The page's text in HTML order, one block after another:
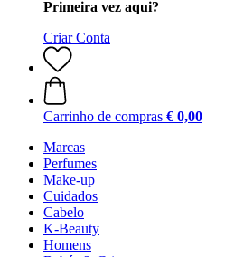
Primeira vez aqui?
Criar Conta
Carrinho de compras € 0,00
Marcas
Perfumes
Make-up
Cuidados
Cabelo
K-Beauty
Homens